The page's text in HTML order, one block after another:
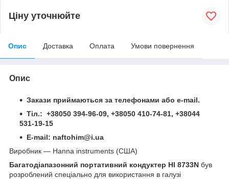
Ціну уточнюйте
Опис Доставка Оплата Умови повернення
Опис
Закази приймаються за телефонами або e-mail.
Тіл.: +38050 394-96-09, +38050 410-74-81, +38044
531-19-15
Е-mail: naftohim@i.ua
Виробник — Hanna instruments (США)
Багатодіапазонний портативний кондуктер HI 8733N був
розроблений спеціально для використання в галузі